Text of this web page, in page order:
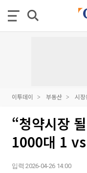
이투데이 부동산 시장
“청약시장
1000대 1
입력 2026-04-26 14:00